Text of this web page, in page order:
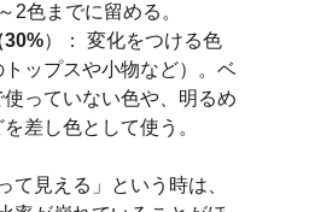
2色までに留める。
30%）： 変化をつける色
トップスや小物など）。ベ
っていない色や、明るめ
差し色として使う。
て見える」という時は、